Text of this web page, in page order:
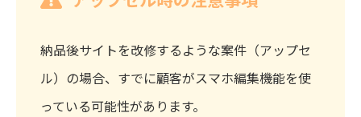
納品後サイトを改修するような案件（アップセ
ル）の場合、すでに顧客がスマホ編集機能を使
っている可能性があります。